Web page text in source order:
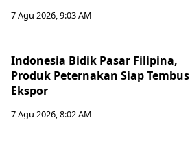
7 Agu 2026, 9:03 AM
Indonesia Bidik Pasar Filipina,
Produk Peternakan Siap Tembus
Ekspor
7 Agu 2026, 8:02 AM